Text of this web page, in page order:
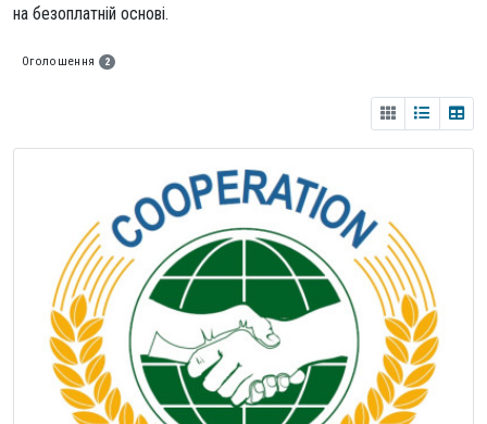
на безоплатній основі.
Оголошення 2